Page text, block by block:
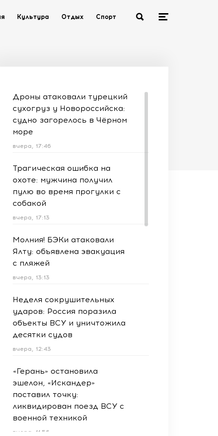
Культура Отдых Спорт
Дроны атаковали турецкий
сухогруз у Новороссийска:
судно загорелось в Чёрном
море
вчера, 17:46
Трагическая ошибка на
охоте: мужчина получил
пулю во время прогулки с
собакой
вчера, 17:13
Молния! БЭКи атаковали
Ялту: объявлена эвакуация
с пляжей
вчера, 13:13
Неделя сокрушительных
ударов: Россия поразила
объекты ВСУ и уничтожила
десятки судов
вчера, 12:43
«Герань» остановила
эшелон, «Искандер»
поставил точку:
ликвидирован поезд ВСУ с
военной техникой
вчера, 11:56